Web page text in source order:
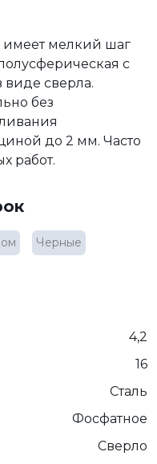
имеет мелкий шаг
с
сверла.
без
до 2 мм. Часто
работ.
Черные
4,2
16
Сталь
Фосфатное
Сверло